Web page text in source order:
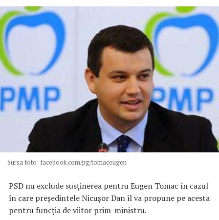
Sursa foto: facebook.com/pg/tomaceugen
PSD nu exclude susţinerea pentru Eugen Tomac în cazul
în care preşedintele Nicuşor Dan îl va propune pe acesta
pentru funcţia de viitor prim-ministru.